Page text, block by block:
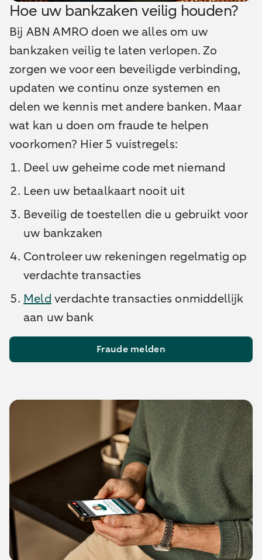
Hoe uw bankzaken veilig houden?
Bij ABN AMRO doen we alles om uw
bankzaken veilig te laten verlopen. Zo
zorgen we voor een beveiligde verbinding,
updaten we continu onze systemen en
delen we kennis met andere banken. Maar
wat kan u doen om fraude te helpen
voorkomen? Hier 5 vuistregels:
Deel uw geheime code met niemand
Leen uw betaalkaart nooit uit
Beveilig de toestellen die u gebruikt voor
uw bankzaken
Controleer uw rekeningen regelmatig op
verdachte transacties
Meld verdachte transacties onmiddellijk
aan uw bank
Fraude melden